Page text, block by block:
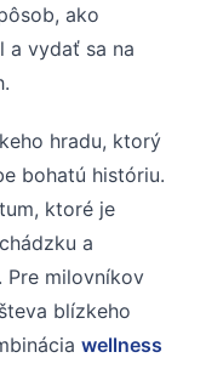
ako
a vydať sa na
hradu, ktorý
bohatú históriu.
ktoré je
a
Pre milovníkov
blízkeho
wellness